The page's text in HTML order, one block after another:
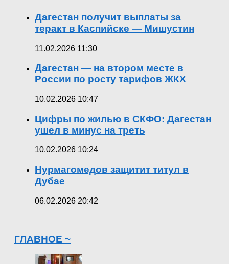
Дагестан получит выплаты за
теракт в Каспийске — Мишустин
11.02.2026 11:30
Дагестан — на втором месте в
России по росту тарифов ЖКХ
10.02.2026 10:47
Цифры по жилью в СКФО: Дагестан
ушел в минус на треть
10.02.2026 10:24
Нурмагомедов защитит титул в
Дубае
06.02.2026 20:42
ГЛАВНОЕ ~